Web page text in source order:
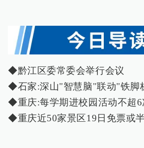
◆黔江区委常委会举行会议
◆石家:深山"智慧脑"联动"铁脚
◆重庆:每学期进校园活动不超6
◆重庆近50家景区19日免票或